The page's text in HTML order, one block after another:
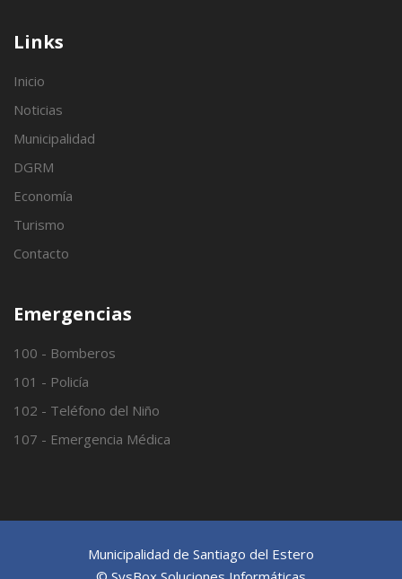
Links
Inicio
Noticias
Municipalidad
DGRM
Economía
Turismo
Contacto
Emergencias
100 - Bomberos
101 - Policía
102 - Teléfono del Niño
107 - Emergencia Médica
Municipalidad de Santiago del Estero